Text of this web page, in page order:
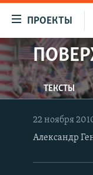
доступа
Вернуться
к
основному
содержанию
ПРОЕКТЫ
ПРОГРАММЫ
ПОДКАСТЫ
АВТОРСКИЕ
ЦИТАТЫ
МНЕНИЯ
КУЛЬТУРА
Искать
ТЕКСТЫ
22 ноября
Александр